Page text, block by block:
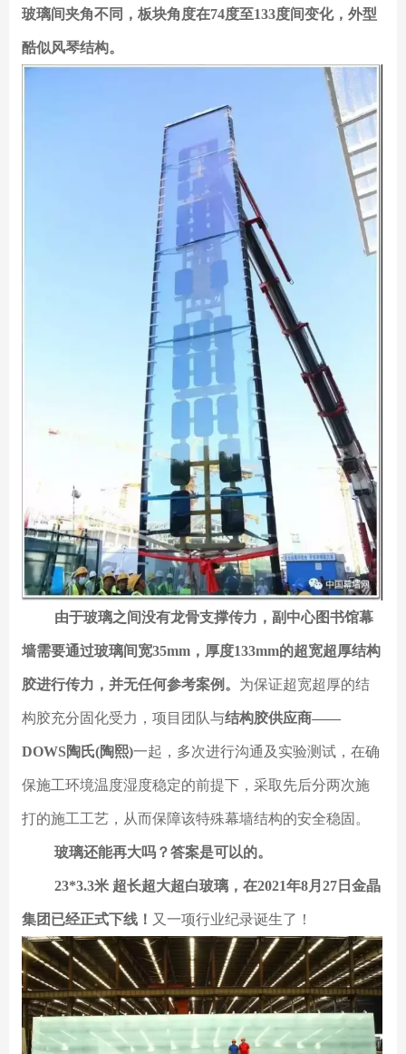
玻璃间夹角不同，板块角度在74度至133度间变化，外型
酷似风琴结构。
由于玻璃之间没有龙骨支撑传力，副中心图书馆幕
墙需要通过玻璃间宽35mm，厚度133mm的超宽超厚结构
胶进行传力，并无任何参考案例。 为保证超宽超厚的结
构胶充分固化受力，项目团队与结构胶供应商——
DOWS陶氏(陶熙)一起，多次进行沟通及实验测试，在确
保施工环境温度湿度稳定的前提下，采取先后分两次施
打的施工工艺，从而保障该特殊幕墙结构的安全稳固。
玻璃还能再大吗？答案是可以的。
23*3.3米 超长超大超白玻璃，在2021年8月27日金晶
集团已经正式下线！ 又一项行业纪录诞生了！